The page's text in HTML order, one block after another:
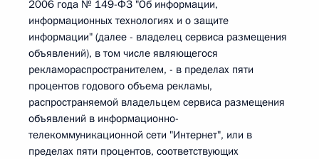
2006 года № 149-ФЗ "Об информации,
информационных технологиях и о защите
информации" (далее - владелец сервиса размещения
объявлений), в том числе являющегося
рекламораспространителем, - в пределах пяти
процентов годового объема рекламы,
распространяемой владельцем сервиса размещения
объявлений в информационно-
телекоммуникационной сети "Интернет", или в
пределах пяти процентов, соответствующих